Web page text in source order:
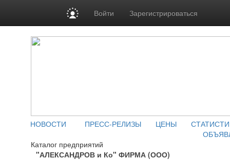
Войти Зарегистрироваться
НОВОСТИ ПРЕСС-РЕЛИЗЫ ЦЕНЫ
Каталог предприятий
"АЛЕКСАНДРОВ и Ко" ФИРМА (ООО)